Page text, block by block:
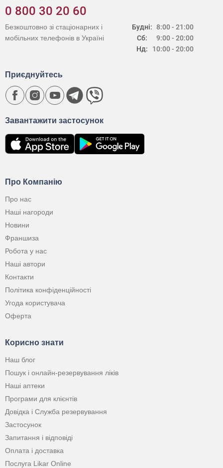
0 800 30 20 60
Будні:
Сб:
Нд:
8:00 - 21:00
9:00 - 20:00
10:00 - 20:00
Безкоштовно зі стаціонарних і
мобільних телефонів в Україні
Про Компанію
Про нас
Наші нагороди
Новини
Франшиза
Робота у нас
Наші автори
Контакти
Політика конфіденційності
Угода користувача
Оферта
Корисно знати
Наш блог
Пошук і онлайн-резервування ліків
Наші аптеки
Програми для клієнтів
Довідка і Служба резервування
Застосунок
Запитання і відповіді
Оплата і доставка
Послуга Likar Online
Завантажити застосунок
Приєднуйтесь